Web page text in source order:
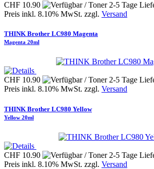
CHF 10.90
Preis inkl. 8.10% MwSt. zzgl. Versand
THINK Brother LC980 Magenta
Magenta 20ml
CHF 10.90
Preis inkl. 8.10% MwSt. zzgl. Versand
THINK Brother LC980 Yellow
Yellow 20ml
CHF 10.90
Preis inkl. 8.10% MwSt. zzgl. Versand